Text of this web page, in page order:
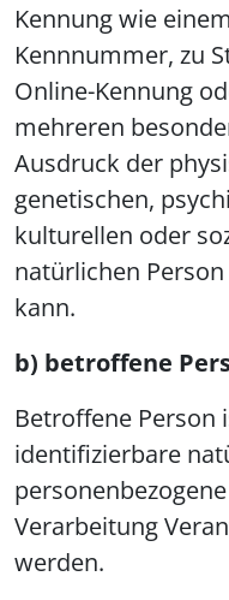
Kennung wie
Kennnummer, zu
Online-Kennung
mehreren
Ausdruck der
genetischen,
kulturellen oder
natürlichen
kann.
b) betroffene
Betroffene Person
identifizierbare
Verarbeitung
werden.